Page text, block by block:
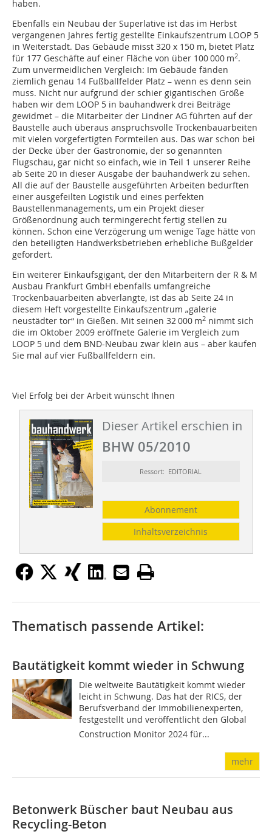
haben.
Ebenfalls ein Neubau der Superlative ist das im Herbst
vergangenen Jahres fertig gestellte Einkaufszentrum LOOP 5
in Weiterstadt. Das Gebäude misst 320 x 150 m, bietet Platz
für 177 Geschäfte auf einer Fläche von über 100 000 m2.
Zum unvermeidlichen Vergleich: Im Gebäude fänden
ziemlich genau 14 Fußballfelder Platz – wenn es denn sein
muss. Nicht nur aufgrund der schier gigantischen Größe
haben wir dem LOOP 5 in bauhandwerk drei Beiträge
gewidmet – die Mitarbeiter der Lindner AG führten auf der
Baustelle auch überaus anspruchsvolle Trockenbauarbeiten
mit vielen vorgefertigten Formteilen aus. Das war schon bei
der Decke über der Gastronomie, der so genannten
Flugschau, gar nicht so einfach, wie in Teil 1 unserer Reihe
ab Seite 20 in dieser Ausgabe der bauhandwerk zu sehen.
All die auf der Baustelle ausgeführten Arbeiten be­durften
einer ausgefeilten Logistik und eines perfekten
Baustellenmanagements, um ein Projekt dieser
Größenordnung auch termingerecht fertig stellen zu
können. Schon eine Verzögerung um wenige Tage hätte von
den beteiligten Handwerksbetrieben erhebliche Bußgelder
gefordert.
Ein weiterer Einkaufsgigant, der den Mitarbeitern der R & M
Ausbau Frankfurt GmbH ebenfalls umfangreiche
Trockenbauarbeiten abverlangte, ist das ab Seite 24 in
diesem Heft vorgestellte Einkaufszentrum „galerie
neustädter tor“ in Gießen. Mit seinen 32 000 m2 nimmt sich
die im Oktober 2009 eröffnete Galerie im Vergleich zum
LOOP 5 und dem BND-Neubau zwar klein aus – aber kaufen
Sie mal auf vier Fußballfeldern ein.
Viel Erfolg bei der Arbeit wünscht Ihnen
Dieser Artikel erschien in
BHW 05/2010
Ressort: EDITORIAL
Abonnement
Inhaltsverzeichnis
Thematisch passende Artikel:
Bautätigkeit kommt wieder in Schwung
Die weltweite Bautätigkeit kommt wieder
leicht in Schwung. Das hat der RICS, der
Berufsverband der Immobilienexperten,
festgestellt und veröffentlicht den Global
Construction Monitor 2024 für...
mehr
Betonwerk Büscher baut Neubau aus
Recycling-Beton